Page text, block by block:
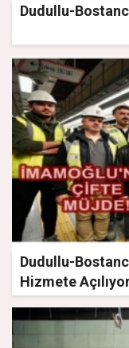
Dudullu-
Dudullu-
Hizmete